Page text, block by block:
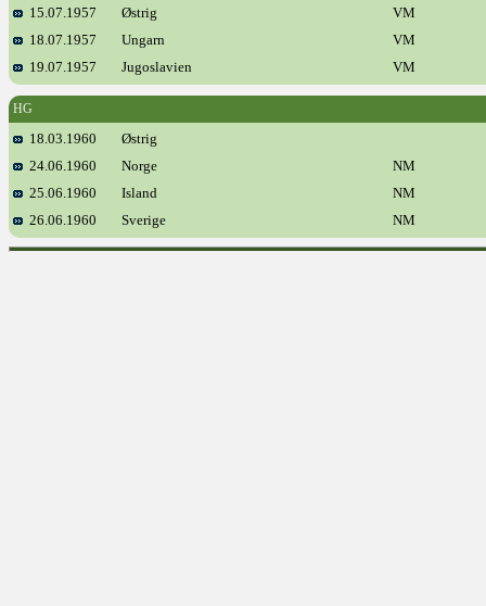
15.07.1957
Østrig
VM
18.07.1957
Ungarn
VM
19.07.1957
Jugoslavien VM
HG
18.03.1960
Østrig
24.06.1960
Norge
NM
25.06.1960
Island
NM
26.06.1960
Sverige NM